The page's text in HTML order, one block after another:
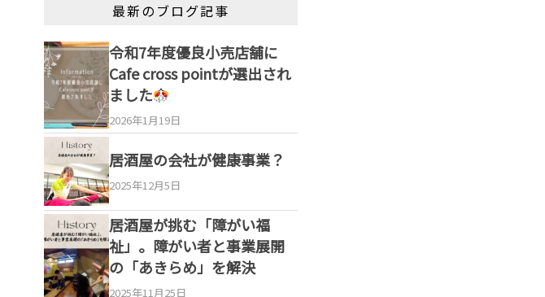
最新のブログ記事
令和7年度優良小売店舗に
Cafe cross pointが選出され
ました
2026年1月19日
居酒屋の会社が健康事業？
2025年12月5日
居酒屋が挑む「障がい福
祉」。障がい者と事業展開
の「あきらめ」を解決
2025年11月25日